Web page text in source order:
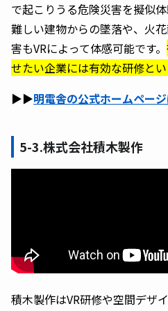
で起こりうる危険災害を擬似
難しい建物からの墜落や、火
害もVRによって体感可能です。
せたい企業には有効な研修とい
▶︎▶︎明電舎の公式ホームペー
5-3.株式会社積木製作
積木製作はVR研修や空間デザ